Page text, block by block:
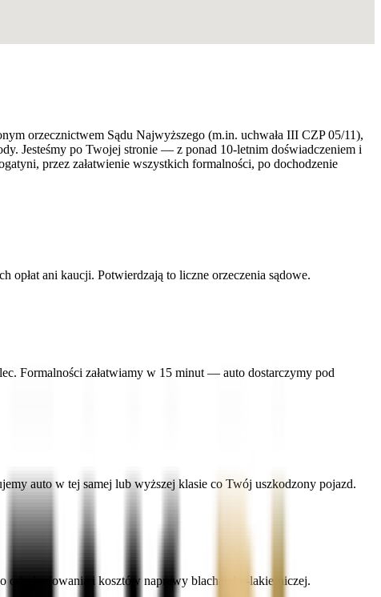
orzecznictwem Sądu Najwyższego (m.in. uchwała III CZP 05/11),
Jesteśmy po Twojej stronie — z ponad 10-letnim doświadczeniem i
przez załatwienie wszystkich formalności, po dochodzenie
ani kaucji. Potwierdzają to liczne orzeczenia sądowe.
Formalności załatwiamy w 15 minut — auto dostarczymy pod
auto w tej samej lub wyższej klasie co Twój uszkodzony pojazd.
odszkodowania i kosztów naprawy blacharsko-lakierniczej.